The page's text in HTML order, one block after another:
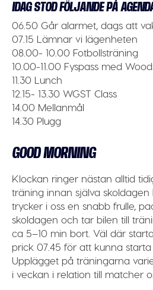
IDAG STOD FÖLJANDE PÅ
06.50 Går alarmet, dags att
07.15 Lämnar vi lägenheten
08.00- 10.00 Fotbollsträning
10.00-11.00 Fyspass med
11.30 Lunch
12.15- 13.30 WGST Class
14.00 Mellanmål
14.30 Plugg
GOOD MORNING
Klockan ringer nästan alltid
träning innan själva skoldagen
trycker i oss en snabb frulle,
skoldagen och tar bilen till
ca 5–10 min bort. Väl där
prick 07.45 för att kunna starta
Upplägget på träningarna
i veckan i relation till matcher